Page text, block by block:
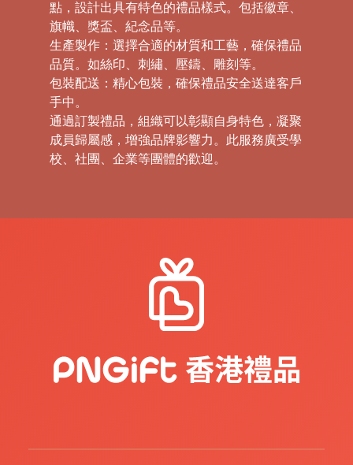
點，設計出具有特色的禮品樣式。包括徽章、
旗幟、獎盃、紀念品等。
生產製作：選擇合適的材質和工藝，確保禮品
品質。如絲印、刺繡、壓鑄、雕刻等。
包裝配送：精心包裝，確保禮品安全送達客戶
手中。
通過訂製禮品，組織可以彰顯自身特色，凝聚
成員歸屬感，增強品牌影響力。此服務廣受學
校、社團、企業等團體的歡迎。